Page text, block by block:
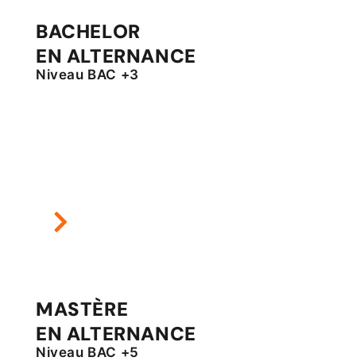
BACHELOR
EN ALTERNANCE
Niveau BAC +3
MASTÈRE
EN ALTERNANCE
Niveau BAC +5